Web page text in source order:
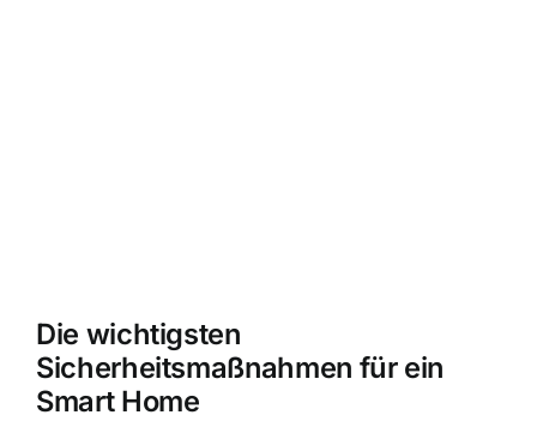
Die wichtigsten
Sicherheitsmaßnahmen für ein
Smart Home